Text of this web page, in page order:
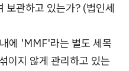
보관하고 있는가? (법인세
에 'MMF'라는 별도 세목
이지 않게 관리하고 있는